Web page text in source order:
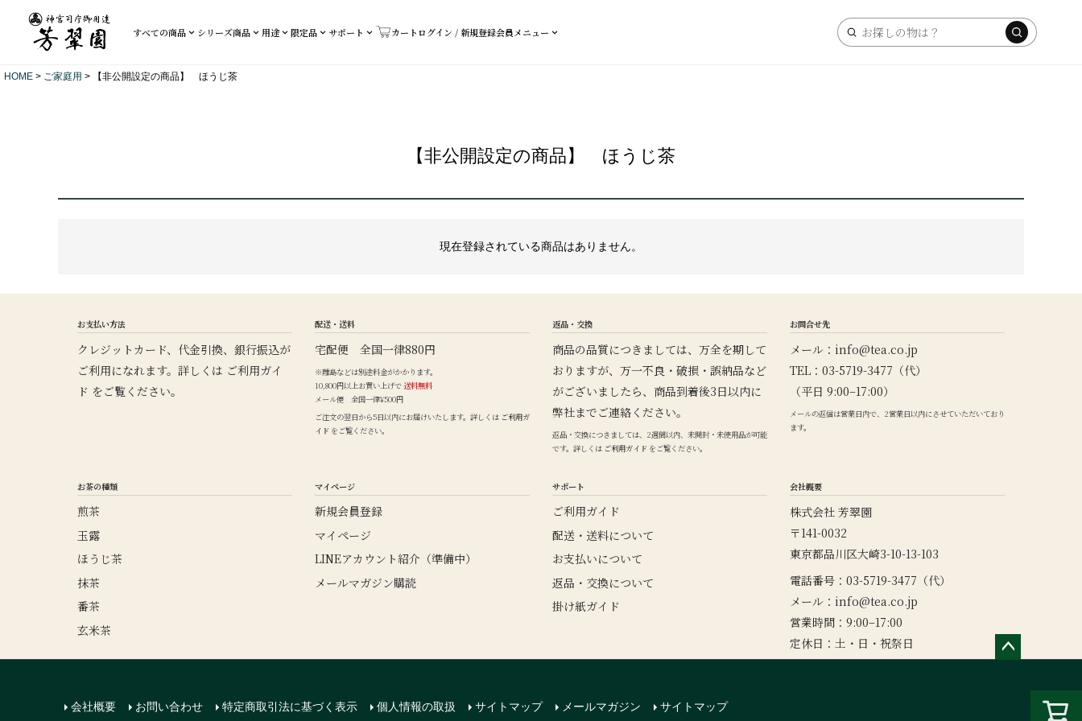
すべての商品 シリーズ商品 用途 限定品 サポート カートログイン / 新規登録会員メニュー
キ
ー
HOME ご家庭用 【非公開設定の商品】 ほうじ茶
【非公開設定の商品】 ほうじ茶
現在登録されている商品はありません。
お支払い方法
クレジットカード、代金引換、銀行振込が
ご利用になれます。詳しくは ご利用ガイ
ド をご覧ください。
配送・送料
宅配便 全国一律880円
※離島などは別途料金がかかります。
10,800円以上お買い上げで送料無料
メール便 全国一律¥500円
ご注文の翌日から5日以内にお届けいたします。詳しくは ご利用ガ
イド をご覧ください。
返品・交換
商品の品質につきましては、万全を期して
おりますが、万一不良・破損・誤納品など
がございましたら、商品到着後3日以内に
弊社までご連絡ください。
返品・交換につきましては、2週間以内、未開封・未使用品が可能
です。詳しくは ご利用ガイド をご覧ください。
お問合せ先
メール： info@tea.co.jp
TEL：03-5719-3477（代）
（平日 9:00–17:00）
メールの返信は営業日内で、2営業日以内にさせていただいており
ます。
お茶の種類
煎茶
玉露
ほうじ茶
抹茶
番茶
玄米茶
マイページ
新規会員登録
マイページ
LINEアカウント紹介（準備中）
メールマガジン購読
サポート
ご利用ガイド
配送・送料について
お支払いについて
返品・交換について
掛け紙ガイド
会社概要
株式会社 芳翠園
〒141-0032
東京都品川区大崎3-10-13-103
電話番号：03-5719-3477（代）
メール： info@tea.co.jp
営業時間：9:00–17:00
定休日：土・日・祝祭日
会社概要 お問い合わせ 特定商取引法に基づく表示 個人情報の取扱 サイトマップ メールマガジン サイトマップ